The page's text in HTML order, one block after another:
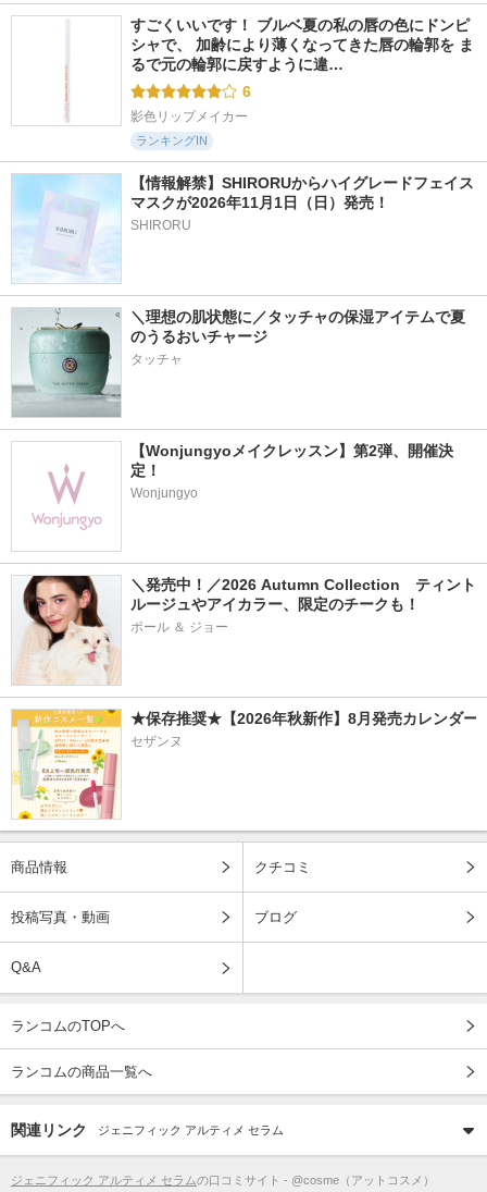
すごくいいです！ ブルベ夏の私の唇の色にドンピ
シャで、 加齢により薄くなってきた唇の輪郭を ま
るで元の輪郭に戻すように違…
6
影色リップメイカー
ランキングIN
【情報解禁】SHIRORUからハイグレードフェイス
マスクが2026年11月1日（日）発売！
SHIRORU
＼理想の肌状態に／タッチャの保湿アイテムで夏
のうるおいチャージ
タッチャ
【Wonjungyoメイクレッスン】第2弾、開催決
定！
Wonjungyo
＼発売中！／2026 Autumn Collection　ティント
ルージュやアイカラー、限定のチークも！
ポール ＆ ジョー
★保存推奨★【2026年秋新作】8月発売カレンダー
セザンヌ
商品情報 クチコミ
投稿写真・動画 ブログ
Q&A
ランコムのTOPへ
ランコムの商品一覧へ
関連リンク ジェニフィック アルティメ セラム
ジェニフィック アルティメ セラムの口コミサイト - @cosme（アットコスメ）